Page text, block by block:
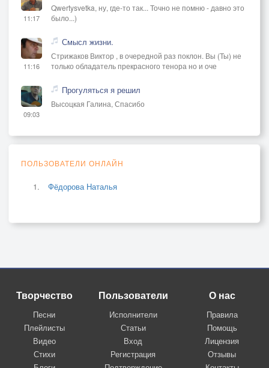
11:17
Qwertysvetka, ну, где-то так... Точно не помню - давно это
было...)
11:16
Смысл жизни.
Стрижаков Виктор , в очередной раз поклон. Вы (Ты) не
только обладатель прекрасного тенора но и оче
09:03
Прогуляться я решил
Высоцкая Галина, Спасибо
ПОЛЬЗОВАТЕЛИ ОНЛАЙН
Фёдорова Наталья
Творчество
Песни
Плейлисты
Видео
Стихи
Пользователи
Исполнители
Статьи
Вход
Регистрация
О нас
Правила
Помощь
Лицензия
Отзывы